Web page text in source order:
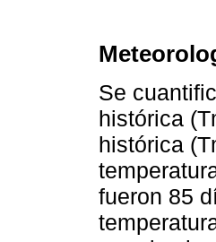
Se
histórica
histórica
fueron 85